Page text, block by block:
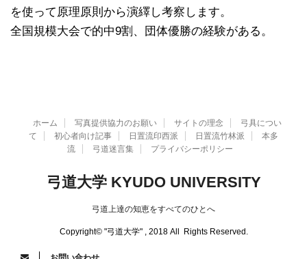
を使って原理原則から演繹し考察します。
全国規模大会で的中9割、団体優勝の経験がある。
ホーム 写真提供協力のお願い サイトの理念
弓具につい
て
初心者向け記事 日置流印西派 日置流竹林派
本多
流
弓道迷言集 プライバシーポリシー
弓道大学 KYUDO UNIVERSITY
弓道上達の知恵をすべてのひとへ
Copyright© "弓道大学" , 2018 All Rights Reserved.